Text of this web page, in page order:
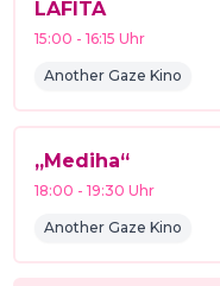
LAFITA
15:00 -16:15 Uhr
Another Gaze Kino
„Mediha“
18:00 -19:30 Uhr
Another Gaze Kino